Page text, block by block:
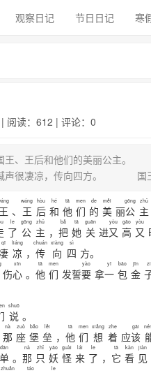
观察日记 节日日记 寒
阅读：612 | 评论：0
、王后和他们的美丽公主。
很凄凉，传向四方。 国
王 、 王
wáng
后
hòu
和
hé
他
tā
们
men
的
de
美
měi
丽公
gōng
主
zhǔ
了
le
公
gōng
主
zhǔ
， 把
bǎ
她
tā
关
guān
进又
yòu
高
gāo
又
yòu
qī
凉
liáng
， 传
chuán
向
xiàng
四
sì
方。
伤心
xīn
。 他
tā
们
men
发誓要
yào
拿一
yī
包
bāo
金
jīn zi
说
shuō
。
那
nà
座
zuò
堡
bǎo
垒
lěi
， 他
tā
们
men
想
xiǎng
着
zhe
应该
gāi
单
dān
。 那
nà
只
zhǐ
妖
yāo
怪
guài
来
lái
了
le
， 它
tā
看
kàn
见
jiàn
zhuǎn táo le